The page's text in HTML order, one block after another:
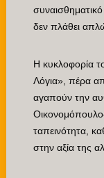
δεν πλάθει
Η κυκλοφορία
Λόγια», πέρα
αγαπούν την
ταπεινότητα,
στην αξία της